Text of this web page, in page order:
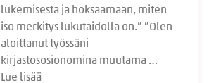
lukemisesta ja hoksaamaan, miten
iso merkitys lukutaidolla on.” ”Olen
aloittanut työssäni
kirjastososionomina muutama …
Lue lisää